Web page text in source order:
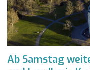
Ab Samstag